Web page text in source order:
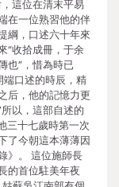
這位在清末平易
在一位熟習他的伴
綱，口述六十年來
“收拾成冊，于余
也”，惜為時已
端口述的時辰，精
后，他的記憶力更
以，這部自述的
三十七歲時第一次
了今朝這本薄薄因
》。 這位施師長
的首位駐美年夜